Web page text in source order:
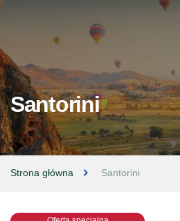
Santorini
Strona główna Santorini